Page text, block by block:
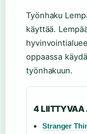
Työnhaku
käyttää.
oppaassa
työnhakuun.
4 LIITTYVAA
Stranger